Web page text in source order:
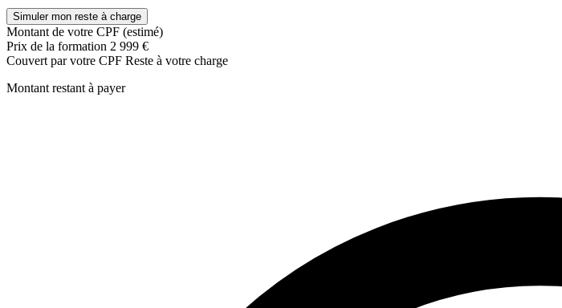
Simuler mon reste à charge
Montant de votre CPF (estimé)
Prix de la formation 2 999 €
Couvert par votre CPF Reste à votre charge
Montant restant à payer